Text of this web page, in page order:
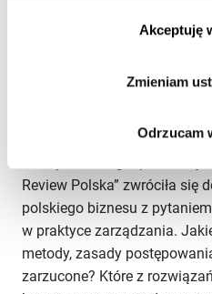
Akceptuję
Zmieniam
Odrzucam
że część stosowanych
Zwłaszcza że dekoniunktura
biznesowych. Ponieważ
Review Polska” zwróciła się
polskiego biznesu z
w praktyce zarządzania.
metody, zasady
zarzucone? Które z